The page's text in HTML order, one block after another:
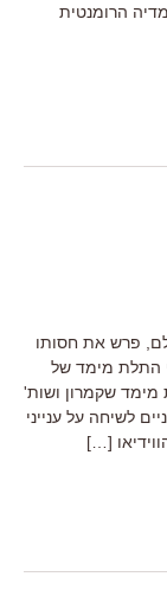
הרומנטית
פרש את חסותו
ענייני התלת מימד של
מימד שקמרון ושות'
לשיחה על ענייני
[…]